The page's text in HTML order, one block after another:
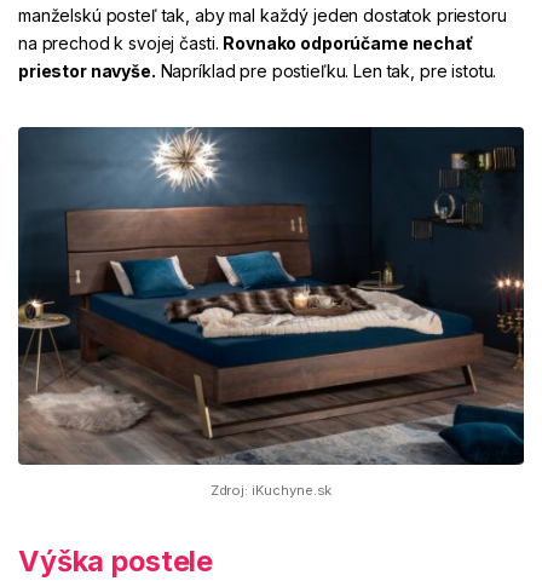
manželskú posteľ tak, aby mal každý jeden dostatok priestoru
na prechod k svojej časti. Rovnako odporúčame nechať
priestor navyše. Napríklad pre postieľku. Len tak, pre istotu.
Zdroj: iKuchyne.sk
Výška postele